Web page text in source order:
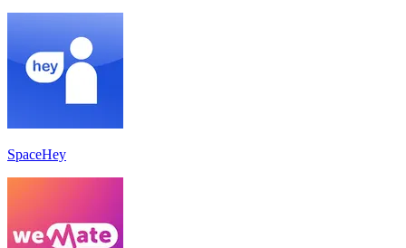
SpaceHey